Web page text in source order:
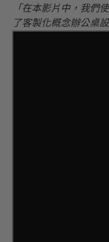
「在本影片中，我們
了客製化概念辦公桌設